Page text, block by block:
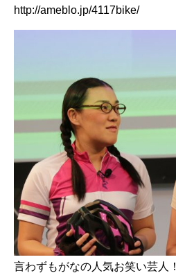
http://ameblo.jp/4117bike/
言わずもがなの人気お笑い芸人！